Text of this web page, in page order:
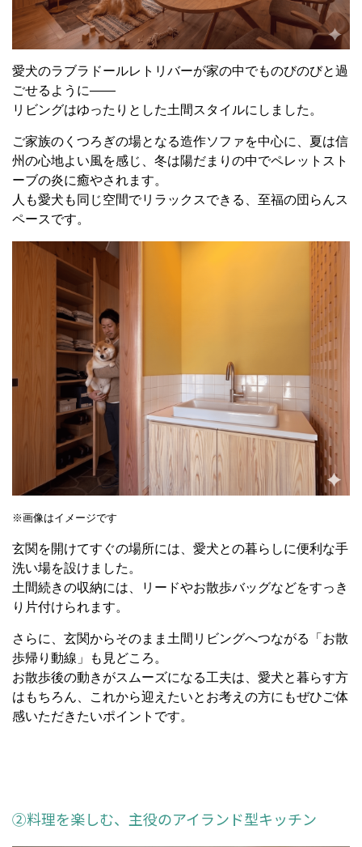
愛犬のラブラドールレトリバーが家の中でものびのびと過
ごせるように——
リビングはゆったりとした土間スタイルにしました。
ご家族のくつろぎの場となる造作ソファを中心に、夏は信
州の心地よい風を感じ、冬は陽だまりの中でペレットスト
ーブの炎に癒やされます。
人も愛犬も同じ空間でリラックスできる、至福の団らんス
ペースです。
※画像はイメージです
玄関を開けてすぐの場所には、愛犬との暮らしに便利な手
洗い場を設けました。
土間続きの収納には、リードやお散歩バッグなどをすっき
り片付けられます。
さらに、玄関からそのまま土間リビングへつながる「お散
歩帰り動線」も見どころ。
お散歩後の動きがスムーズになる工夫は、愛犬と暮らす方
はもちろん、これから迎えたいとお考えの方にもぜひご体
感いただきたいポイントです。
②料理を楽しむ、主役のアイランド型キッチン